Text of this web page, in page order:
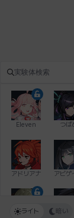
Eleven つば
アドリアナ アビゲ
ライト 暗い